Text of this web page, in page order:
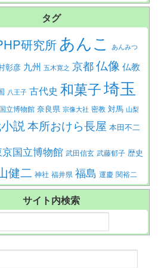
タグ
研究所あんこ あんみつ
彰彦 九州 五木寛之 京都仏像 仏教
八王子 古代史 和菓子埼玉
立博物館 奈良県 宗像大社 密教 対馬 山梨
説本所おけら長屋 本田不二
国立博物館 武田信玄 武藤郁子 歴史
健二 神社 福井県 福島 運慶 関裕二
サイト内検索